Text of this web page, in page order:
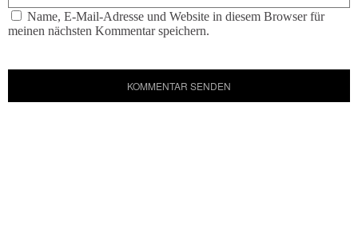
Name, E-Mail-Adresse und Website in diesem Browser für
meinen nächsten Kommentar speichern.